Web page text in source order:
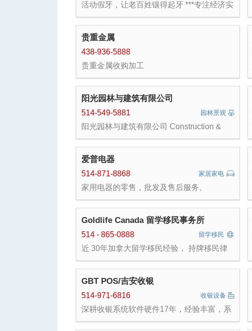
活动假牙，让老百姓镶得起牙 ***专注经济实
式美白牙套
贵重金属
438-936-5888
贵重金属收购加工
阳光园林与建筑有限公司
园林景观
514-549-5881
阳光园林与建筑有限公司 Construction &
建筑类RBQ牌照，所有公司从业人员持有建
筑和园林类资格认证证书。 建筑---房屋问题
诊断及咨询；房屋建设及翻修项目管理；房
屋木结构及电气专项。 园林---承建园林景观
室外工程咨询、设计、建设及维护交钥匙工
台阶、树灌木花草、园林喷灌和照明）
爱普电器
家居家电
514-871-8868
家用电器的零售，批发及售后服务。
Goldlife Canada 留学移民事务所
留学移民
514 - 865-0888
近 30年加拿大留学移民经验， 持牌移民律
移民留学及疑难被拒案例上诉。
GBT POS/吉安收银
收银设备
514-971-6816
深耕收银系统软件硬件17年，经验丰富，系